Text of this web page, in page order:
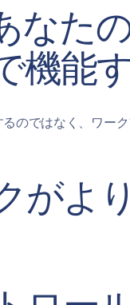
なた
機能
のではなく、ワー
がよ
イルを開く前に、す